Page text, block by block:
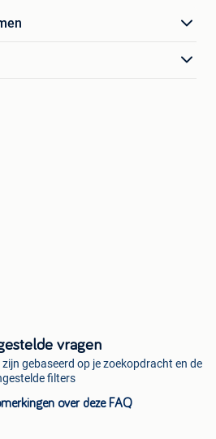
vragen
gebaseerd op je zoekopdracht en de
filters
over deze FAQ